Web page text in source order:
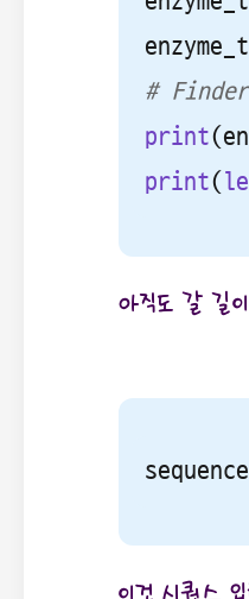
#
print
print(
아직도 갈 길